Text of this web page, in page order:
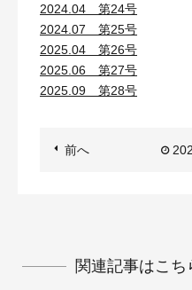
2024.04 第24号
2024.07 第25号
2025.04 第26号
2025.06 第27号
2025.09 第28号
前へ
関連記事はこち